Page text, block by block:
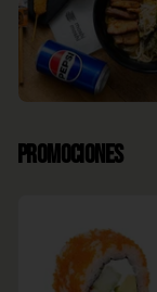
Promociones